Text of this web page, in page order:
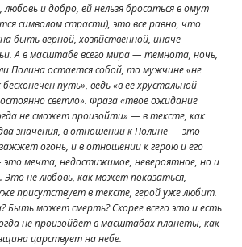
и добро, ей нельзя бросаться в омут
символом страсти), это все равно, что
быть верной, хозяйственной, иначе
А в масштабе всего мира — темнота, ночь,
Полина остается собой, то мужчине «не
путь», ведь «в ее хрустальной
светло». Фраза «твое ожидание
не сможет произойти» — в тексте, как
значения, в отношении к Полине — это
огонь, и в отношении к герою и его
это мечта, недостижимое, невероятное, но и
Это не любовь, как может показаться,
присутствует в тексте, герой уже любит.
Быть может смерть? Скорее всего это и есть
не произойдет в масштабах планеты, как
царствует на небе.